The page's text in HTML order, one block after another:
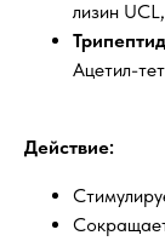
лизин
Ацетил-
Действие: